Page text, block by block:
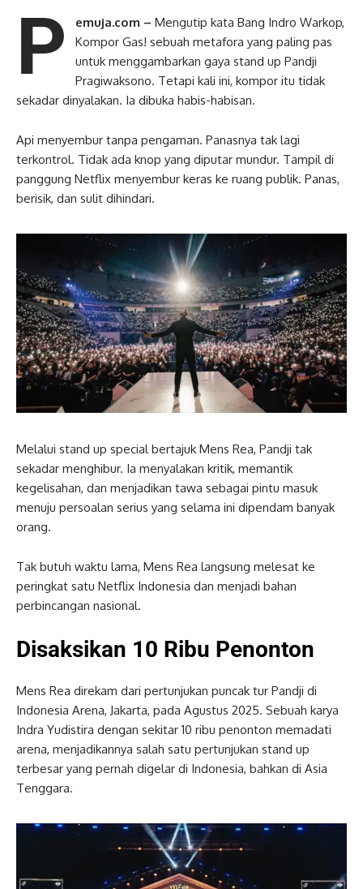
P emuja.com – Mengutip kata Bang Indro Warkop,
Kompor Gas! sebuah metafora yang paling pas
untuk menggambarkan gaya stand up Pandji
Pragiwaksono. Tetapi kali ini, kompor itu tidak
sekadar dinyalakan. Ia dibuka habis-habisan.
Api menyembur tanpa pengaman. Panasnya tak lagi
terkontrol. Tidak ada knop yang diputar mundur. Tampil di
panggung Netflix menyembur keras ke ruang publik. Panas,
berisik, dan sulit dihindari.
Melalui stand up special bertajuk Mens Rea, Pandji tak
sekadar menghibur. Ia menyalakan kritik, memantik
kegelisahan, dan menjadikan tawa sebagai pintu masuk
menuju persoalan serius yang selama ini dipendam banyak
orang.
Tak butuh waktu lama, Mens Rea langsung melesat ke
peringkat satu Netflix Indonesia dan menjadi bahan
perbincangan nasional.
Disaksikan 10 Ribu Penonton
Mens Rea direkam dari pertunjukan puncak tur Pandji di
Indonesia Arena, Jakarta, pada Agustus 2025. Sebuah karya
Indra Yudistira dengan sekitar 10 ribu penonton memadati
arena, menjadikannya salah satu pertunjukan stand up
terbesar yang pernah digelar di Indonesia, bahkan di Asia
Tenggara.